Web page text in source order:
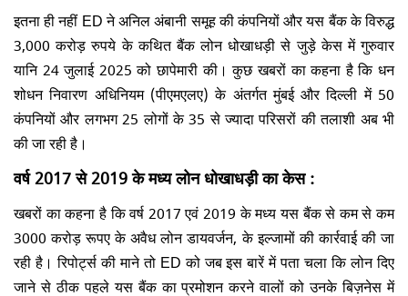
इतना ही नहीं ED ने अनिल अंबानी समूह की कंपनियों और यस बैंक के विरुद्ध
3,000 करोड़ रुपये के कथित बैंक लोन धोखाधड़ी से जुड़े केस में गुरुवार
यानि 24 जुलाई 2025 को छापेमारी की। कुछ खबरों का कहना है कि धन
शोधन निवारण अधिनियम (पीएमएलए) के अंतर्गत मुंबई और दिल्ली में 50
कंपनियों और लगभग 25 लोगों के 35 से ज्यादा परिसरों की तलाशी अब भी
की जा रही है।
वर्ष 2017 से 2019 के मध्य लोन धोखाधड़ी का केस :
खबरों का कहना है कि वर्ष 2017 एवं 2019 के मध्य यस बैंक से कम से कम
3000 करोड़ रूपए के अवैध लोन डायवर्जन, के इल्जामों की कार्रवाई की जा
रही है। रिपोर्ट्स की माने तो ED को जब इस बारें में पता चला कि लोन दिए
जाने से ठीक पहले यस बैंक का प्रमोशन करने वालों को उनके बिज़नेस में